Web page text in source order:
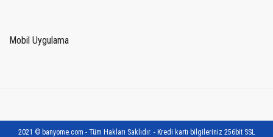
Mobil Uygulama
2021 © banyome.com - Tüm Hakları Saklıdır. - Kredi kartı bilgileriniz 256bit SSL